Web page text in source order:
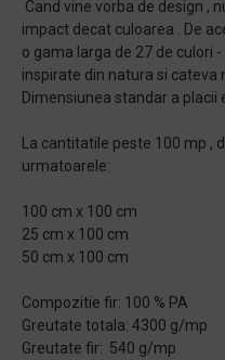
Cand vine vorba de design ,
impact decat culoarea . De
o gama larga de 27 de culori
inspirate din natura si cateva
Dimensiunea standar a placii
La cantitatile peste 100 mp ,
urmatoarele:
100 cm x 100 cm
25 cm x 100 cm
50 cm x 100 cm
Compozitie fir: 100 % PA
Greutate totala: 4300 g/mp
Greutate fir: 540 g/mp